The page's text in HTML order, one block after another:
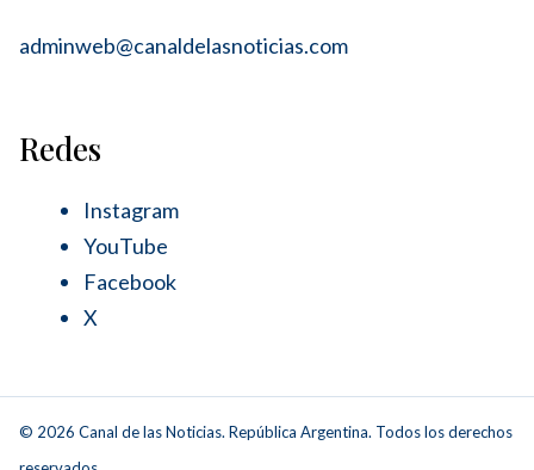
adminweb@canaldelasnoticias.com
Redes
Instagram
YouTube
Facebook
X
© 2026 Canal de las Noticias. República Argentina. Todos los derechos